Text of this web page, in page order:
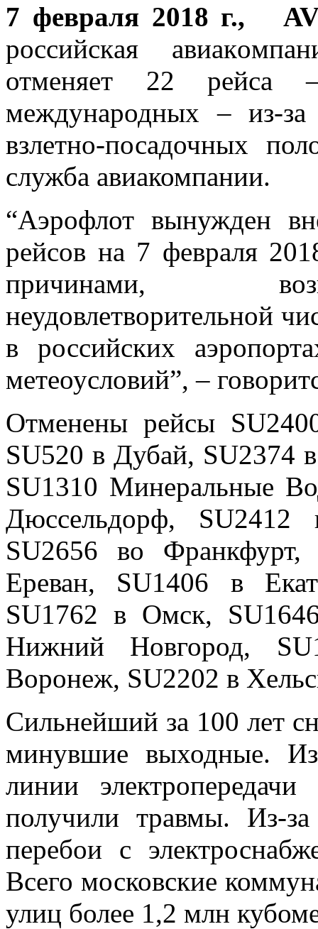
7 фeврaля 2018 г.,
рoссийскaя
отменяет 22 рейса
международных – из-за
взлетно-посадочных
служба авиакомпании.
“Аэрофлот вынужден
рейсов на 7 февраля
причинами,
неудовлетворительной
в российских
метеоусловий”, –
Отменены рейсы
SU520 в Дубай, SU2374
SU1310 Минеральные
Дюссельдорф,
SU2656 во
Ереван, SU1406 в
SU1762 в Омск,
Нижний Новгород,
Воронеж, SU2202 в
Сильнейший за 100 лет
минувшие выходные.
линии
получили травмы. Из-
перебои с
Всего московские
улиц более 1,2 млн